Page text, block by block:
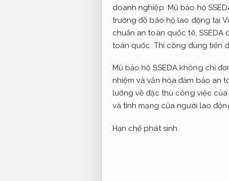
doanh nghiệp. Mũ bảo hộ
trường đồ bảo hộ lao động tại
chuẩn an toàn quốc tế,
toàn quốc. Thi công đúng tiến
Mũ bảo hộ SSEDA không chỉ
nhiệm và văn hóa đảm bảo an
lưỡng về đặc thù công việc của
và tính mạng của người lao
Hạn chế phát sinh.